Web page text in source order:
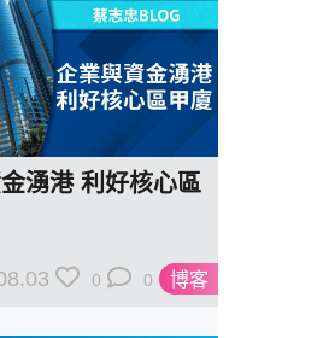
博客
湧港 利好核心區
0 0